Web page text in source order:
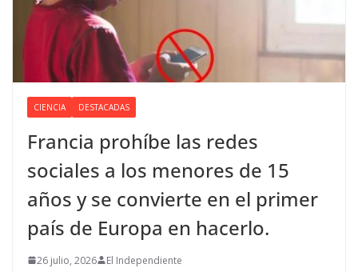
CIENCIA DESTACADAS
Francia prohíbe las redes
sociales a los menores de 15
años y se convierte en el primer
país de Europa en hacerlo.
26 julio, 2026 El Independiente